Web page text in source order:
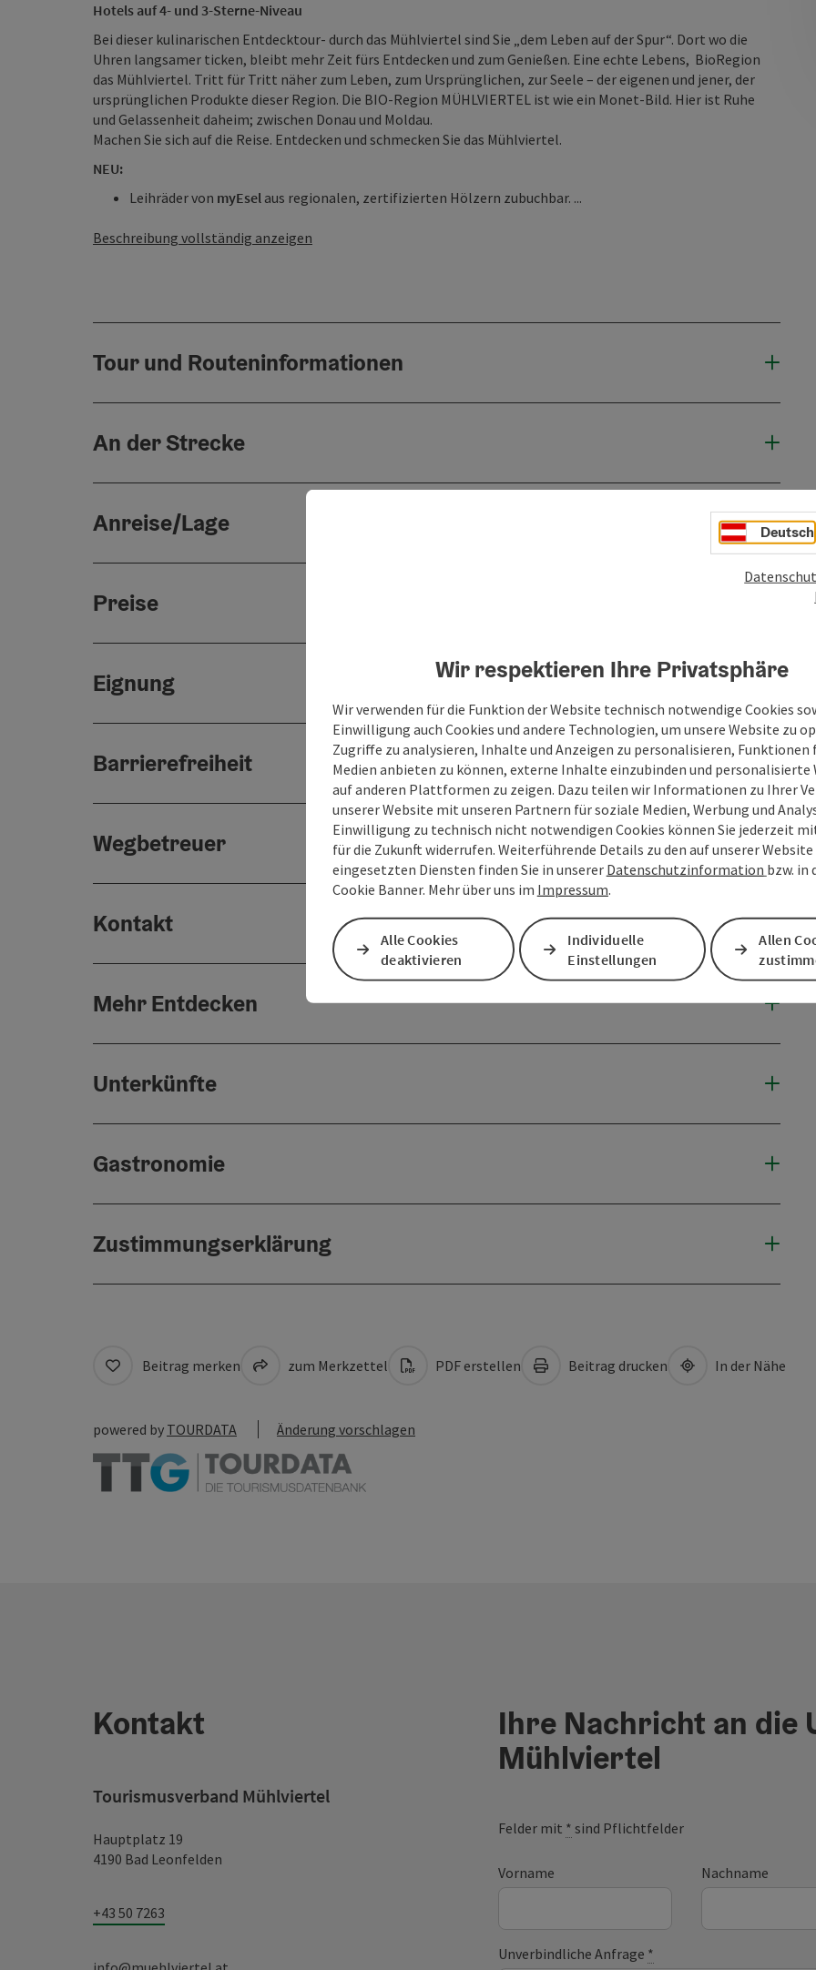
Hotels auf 4- und 3-Sterne-Niveau
Bei dieser kulinarischen Entdecktour- durch das Mühlviertel sind Sie „dem Leben auf der Spur“. Dort wo die
Uhren langsamer ticken, bleibt mehr Zeit fürs Entdecken und zum Genießen. Eine echte Lebens, BioRegion
das Mühlviertel. Tritt für Tritt näher zum Leben, zum Ursprünglichen, zur Seele – der eigenen und jener, der
ursprünglichen Produkte dieser Region. Die BIO-Region MÜHLVIERTEL ist wie ein Monet-Bild. Hier ist Ruhe
und Gelassenheit daheim; zwischen Donau und Moldau.
Machen Sie sich auf die Reise. Entdecken und schmecken Sie das Mühlviertel.
NEU:
Leihräder von myEsel aus regionalen, zertifizierten Hölzern zubuchbar. ...
Beschreibung vollständig anzeigen
Tour und Routeninformationen
An der Strecke
Anreise/Lage
Preise
Eignung
Barrierefreiheit
Wegbetreuer
Kontakt
Mehr Entdecken
Unterkünfte
Gastronomie
Zustimmungserklärung
Beitrag merken zum Merkzettel PDF erstellen Beitrag drucken In der Nähe
powered by TOURDATA Änderung vorschlagen
Kontakt
Tourismusverband Mühlviertel
Hauptplatz 19
4190 Bad Leonfelden
+43 50 7263
Ihre Nachricht an die
Mühlviertel
Felder mit * sind Pflichtfelder
Vorname Nachname
Unverbindliche Anfrage *
Deutsch
Wir respektieren Ihre Privatsphäre
Wir verwenden für die Funktion der Website technisch notwendige Cookies
Einwilligung auch Cookies und andere Technologien, um unsere Website zu
Zugriffe zu analysieren, Inhalte und Anzeigen zu personalisieren, Funktionen
Medien anbieten zu können, externe Inhalte einzubinden und personalisierte
auf anderen Plattformen zu zeigen. Dazu teilen wir Informationen zu Ihrer
unserer Website mit unseren Partnern für soziale Medien, Werbung und
Einwilligung zu technisch nicht notwendigen Cookies können Sie jederzeit
für die Zukunft widerrufen. Weiterführende Details zu den auf unserer Website
eingesetzten Diensten finden Sie in unserer Datenschutzinformation bzw. in
Cookie Banner. Mehr über uns im Impressum.
Alle Cookies
deaktivieren
Individuelle
Einstellungen
Allen